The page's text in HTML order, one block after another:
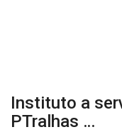
Instituto a
PTralhas …